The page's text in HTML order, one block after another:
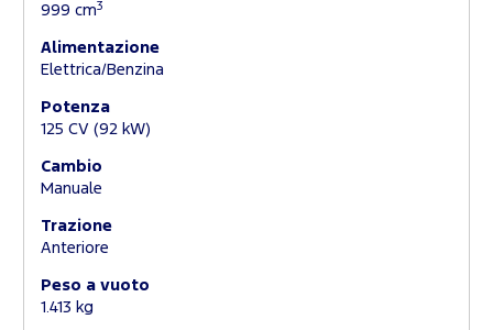
999 cm3
Alimentazione
Elettrica/Benzina
Potenza
125 CV (92 kW)
Cambio
Manuale
Trazione
Anteriore
Peso a vuoto
1.413 kg